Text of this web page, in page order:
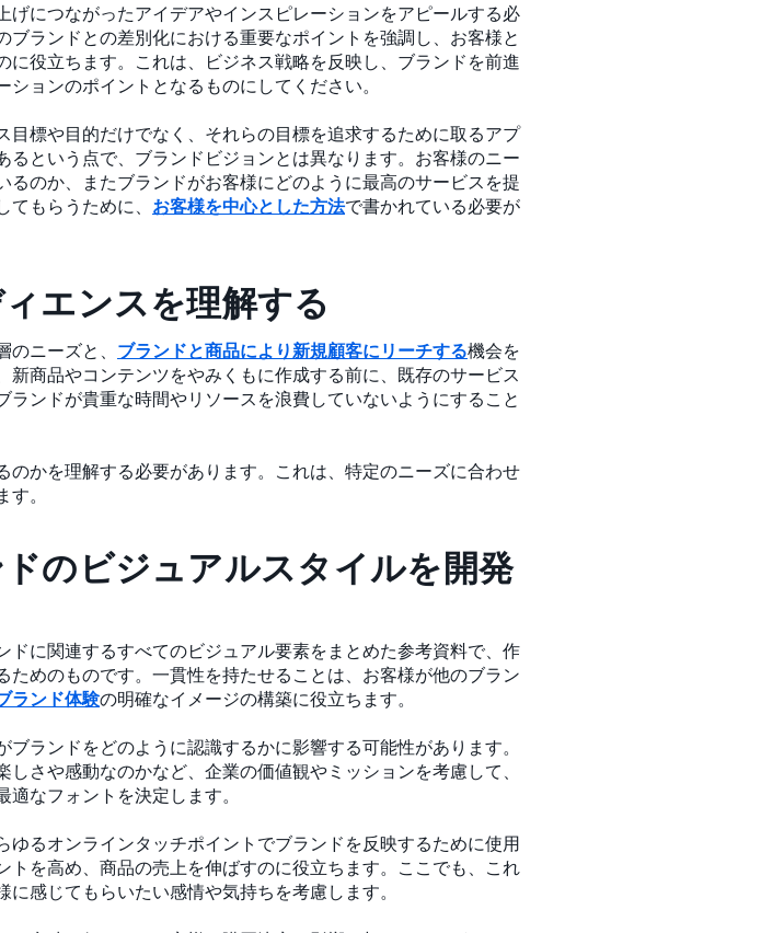
げにつながったアイデアやインスピレーションをアピールする必
ランドとの差別化における重要なポイントを強調し、お客様と
に役立ちます。これは、ビジネス戦略を反映し、ブランドを前進
ョンのポイントとなるものにしてください。
目標や目的だけでなく、それらの目標を追求するために取るアプ
るという点で、ブランドビジョンとは異なります。お客様のニー
るのか、またブランドがお客様にどのように最高のサービスを提
もらうために、 お客様を中心とした方法で書かれている必要が
エンスを理解する
ニーズと、 ブランドと商品により新規顧客にリーチする機会を
新商品やコンテンツをやみくもに作成する前に、既存のサービス
ランドが貴重な時間やリソースを浪費していないようにすること
のかを理解する必要があります。これは、特定のニーズに合わせ
。
のビジュアルスタイルを開発
ドに関連するすべてのビジュアル要素をまとめた参考資料で、作
ためのものです。一貫性を持たせることは、お客様が他のブラン
ランド体験の明確なイメージの構築に役立ちます。
ランドをどのように認識するかに影響する可能性があります。
さや感動なのかなど、企業の価値観やミッションを考慮して、
なフォントを決定します。
ゆるオンラインタッチポイントでブランドを反映するために使用
トを高め、商品の売上を伸ばすのに役立ちます。ここでも、これ
感じてもらいたい感情や気持ちを考慮します。